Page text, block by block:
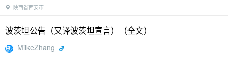
陕西省西安市
波茨坦公告（又译波茨坦宣言）（全文）
MilkeZhang